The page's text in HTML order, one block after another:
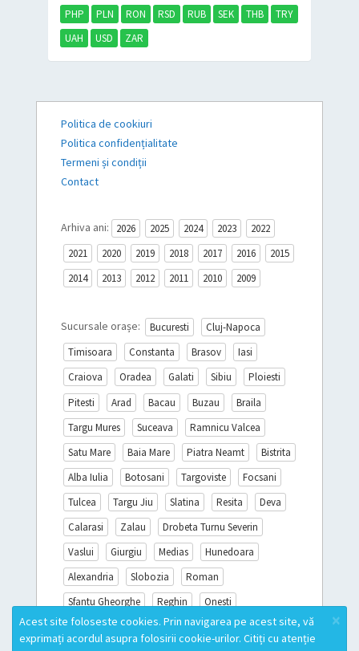
PHP
PLN RON RSD RUB SEK THB
TRY
UAH
USD ZAR
Politica de cookiuri
Politica confidențialitate
Termeni și condiții
Contact
Arhiva ani: 2026 2025 2024 2023
2022
2021
2020 2019 2018 2017 2016
2015
2014
2013 2012 2011 2010 2009
Sucursale orașe: Bucuresti
Cluj-Napoca
Timisoara
Constanta Brasov
Iasi
Craiova
Oradea Galati Sibiu
Ploiesti
Pitesti
Arad Bacau Buzau
Braila
Targu Mures
Suceava
Ramnicu Valcea
Satu Mare
Baia Mare Piatra Neamt
Bistrita
Alba Iulia
Botosani Targoviste
Focsani
Tulcea
Targu Jiu Slatina Resita
Deva
Calarasi
Zalau
Drobeta Turnu Severin
Vaslui
Giurgiu Medias
Hunedoara
Alexandria
Slobozia
Roman
Sfantu Gheorghe
Reghin
Onesti
Sighisoara
Miercurea Ciuc
Turda
×
Acest site foloseste cookies. Prin navigarea pe acest site, vă
exprimați acordul asupra folosirii cookie-urilor. Citiți cu atenție